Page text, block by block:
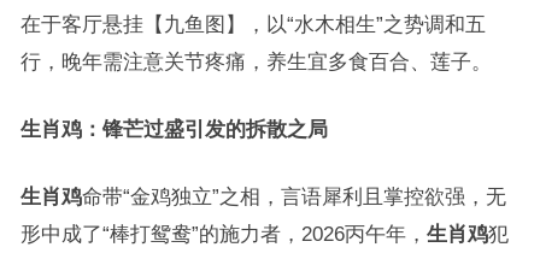
在于客厅悬挂【九鱼图】，以“水木相生”之势调和五
行，晚年需注意关节疼痛，养生宜多食百合、莲子。
生肖鸡：锋芒过盛引发的拆散之局
生肖鸡命带“金鸡独立”之相，言语犀利且掌控欲强，无
形中成了“棒打鸳鸯”的施力者，2026丙午年， 生肖鸡犯